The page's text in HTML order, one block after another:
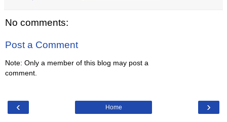
No comments:
Post a Comment
Note: Only a member of this blog may post a
comment.
‹ ›
Home